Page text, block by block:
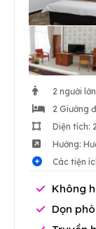
2 người lớn
2 Giường
Diện tích:
Hướng:
Các tiện
Không
Dọn